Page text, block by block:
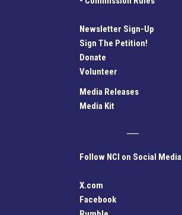
Newsletter Sign-Up
Sign The Petition!
Donate
Volunteer
Media Releases
Media Kit
Follow NCI on Social Media
X.com
Facebook